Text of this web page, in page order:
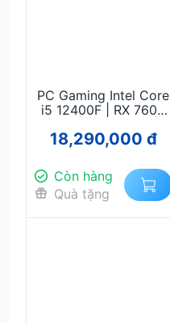
PC Gaming Intel Core
i5 12400F | RX 7600
SSD NVMe 512GB |
Chiến Game Full HD
18,290,000 đ
Còn hàng
Quà tặng